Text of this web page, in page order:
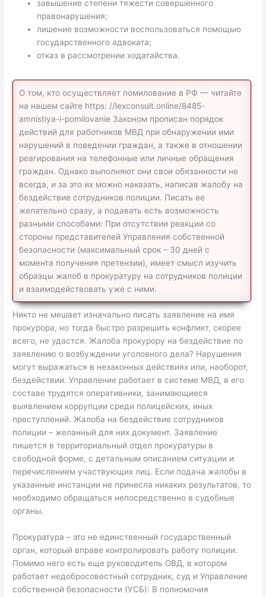
завышение степени тяжести совершенного
правонарушения;
лишение возможности воспользоваться помощью
государственного адвоката;
отказ в рассмотрении ходатайства.
О том, кто осуществляет помилование в РФ — читайте
на нашем сайте https: //lexconsult.online/8485-
amnistiya-i-pomilovanie Законом прописан порядок
действий для работников МВД при обнаружении ими
нарушений в поведении граждан, а также в отношении
реагирования на телефонные или личные обращения
граждан. Однако выполняют они свои обязанности не
всегда, и за это их можно наказать, написав жалобу на
бездействие сотрудников полиции. Писать ее
желательно сразу, а подавать есть возможность
разными способами: При отсутствии реакции со
стороны представителей Управления собственной
безопасности (максимальный срок – 30 дней с
момента получения претензии), имеет смысл изучить
образцы жалоб в прокуратуру на сотрудников полиции
и взаимодействовать уже с ними.
Никто не мешает изначально писать заявление на имя
прокурора, но тогда быстро разрешить конфликт, скорее
всего, не удастся. Жалоба прокурору на бездействие по
заявлению о возбуждении уголовного дела? Нарушения
могут выражаться в незаконных действиях или, наоборот,
бездействии. Управление работает в системе МВД, в его
составе трудятся оперативники, занимающиеся
выявлением коррупции среди полицейских, иных
преступлений. Жалоба на бездействие сотрудников
полиции – желанный для них документ. Заявление
пишется в территориальный отдел прокуратуры в
свободной форме, с детальным описанием ситуации и
перечислением участвующих лиц. Если подача жалобы в
указанные инстанции не принесла никаких результатов, то
необходимо обращаться непосредственно в судебные
органы.
Прокуратура – это не единственный государственный
орган, который вправе контролировать работу полиции.
Помимо него есть еще руководитель ОВД, в котором
работает недобросовестный сотрудник, суд и Управление
собственной безопасности (УСБ): В полномочия